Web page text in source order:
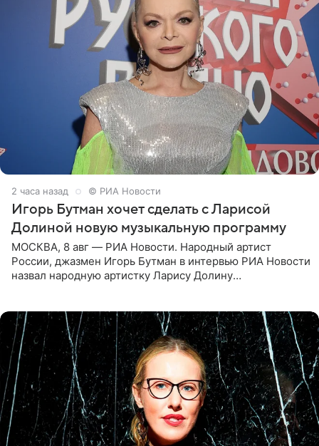
2 часа назад © РИА Новости
Игорь Бутман хочет сделать с Ларисой
Долиной новую музыкальную программу
МОСКВА, 8 авг — РИА Новости. Народный артист
России, джазмен Игорь Бутман в интервью РИА Новости
назвал народную артистку Ларису Долину